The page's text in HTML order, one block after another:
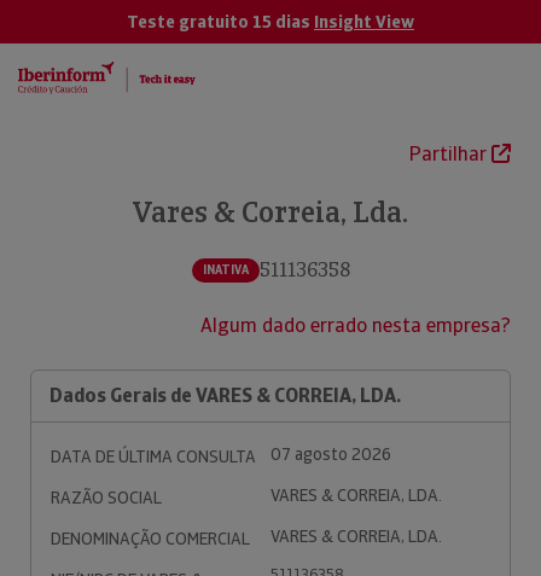
Teste gratuito 15 dias Insight View
Partilhar
Vares & Correia, Lda.
INATIVA 511136358
Algum dado errado nesta empresa?
Dados Gerais de VARES & CORREIA, LDA.
DATA DE ÚLTIMA CONSULTA
07 agosto 2026
RAZÃO SOCIAL
VARES & CORREIA, LDA.
DENOMINAÇÃO COMERCIAL
VARES & CORREIA, LDA.